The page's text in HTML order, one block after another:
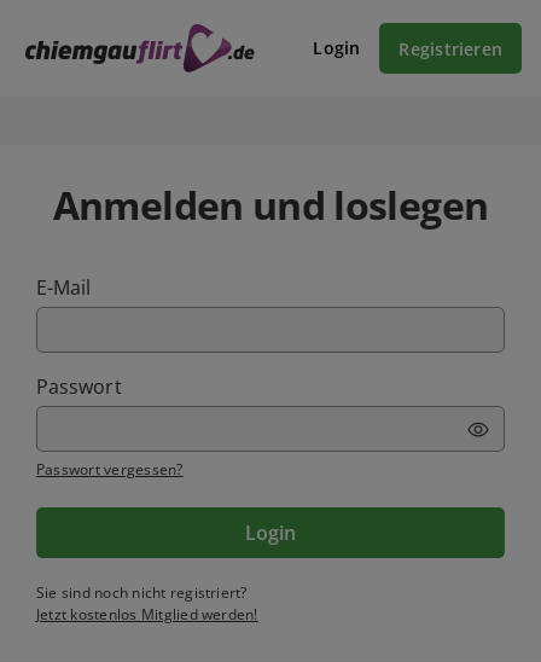
Login Registrieren
Anmelden und loslegen
E-Mail
Passwort
Passwort vergessen?
Login
Sie sind noch nicht registriert?
Jetzt kostenlos Mitglied werden!